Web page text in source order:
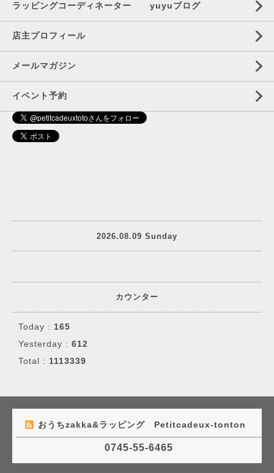
ラッピングコーディネーター yuyuブログ
店主プロフィール
メールマガジン
イベント予約
2026.08.09 Sunday
カウンター
Today : 165
Yesterday : 612
Total : 1113339
おうちzakka&ラッピング Petitcadeux-tonton
0745-55-6465